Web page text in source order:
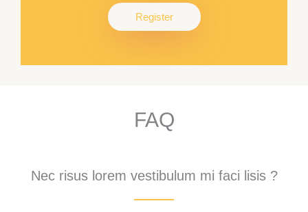
Register
FAQ
Nec risus lorem vestibulum mi faci lisis ?